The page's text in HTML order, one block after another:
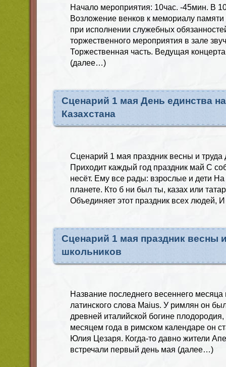
Начало мероприятия: 10час. -45мин. В
Возложение венков к мемориалу
при исполнении служебных
торжественного мероприятия в зале
Торжественная часть. Ведущая
(далее…)
Сценарий 1 мая День единства
Казахстана
Сценарий 1 мая праздник весны и труда
Приходит каждый год праздник май С
несёт. Ему все рады: взрослые и дети
планете. Кто б ни был ты, казах или
Объединяет этот праздник всех людей,
Сценарий 1 мая праздник весны
школьников
Название последнего весеннего месяца
латинского слова Maius. У римлян он
древней италийской богине
месяцем года в римском календаре он
Юлия Цезаря. Когда-то давно жители
встречали первый день мая (далее…)